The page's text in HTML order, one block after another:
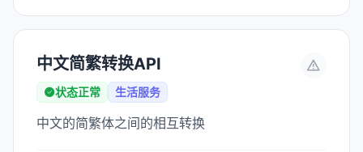
中文简繁转换API
状态正常 生活服务
中文的简繁体之间的相互转换